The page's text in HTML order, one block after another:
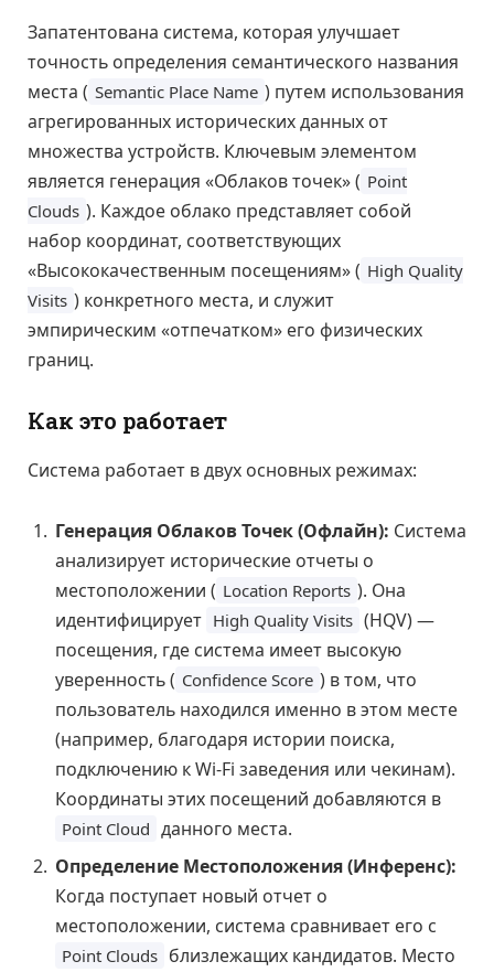
Запатентована система, которая улучшает
точность определения семантического названия
места ( Semantic Place Name ) путем использования
агрегированных исторических данных от
множества устройств. Ключевым элементом
является генерация «Облаков точек» ( Point
Clouds ). Каждое облако представляет собой
набор координат, соответствующих
«Высококачественным посещениям» ( High Quality
Visits ) конкретного места, и служит
эмпирическим «отпечатком» его физических
границ.
Как это работает
Система работает в двух основных режимах:
Генерация Облаков Точек (Офлайн): Система
анализирует исторические отчеты о
местоположении ( Location Reports ). Она
идентифицирует High Quality Visits (HQV) —
посещения, где система имеет высокую
уверенность ( Confidence Score ) в том, что
пользователь находился именно в этом месте
(например, благодаря истории поиска,
подключению к Wi-Fi заведения или чекинам).
Координаты этих посещений добавляются в
Point Cloud данного места.
Определение Местоположения (Инференс):
Когда поступает новый отчет о
местоположении, система сравнивает его с
Point Clouds близлежащих кандидатов. Место